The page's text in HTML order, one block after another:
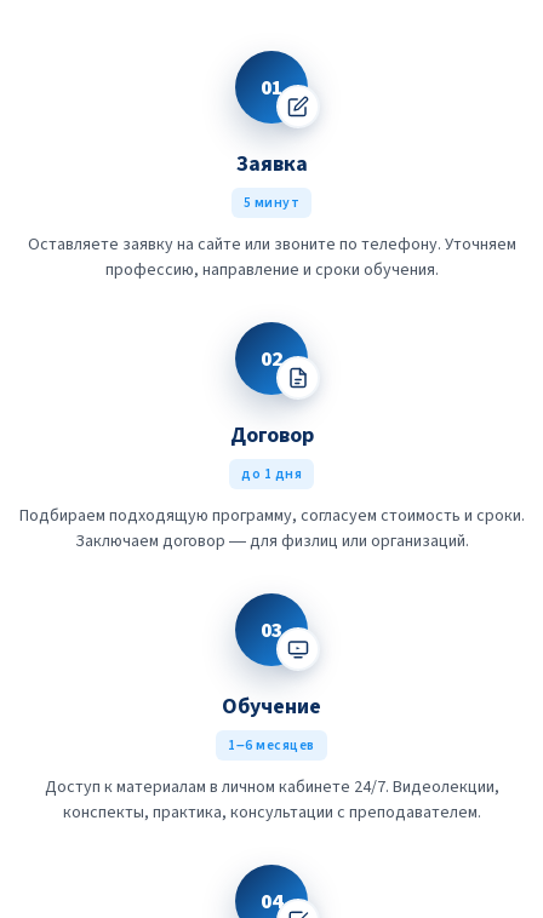
01
Заявка
5 минут
Оставляете заявку на сайте или звоните по телефону. Уточняем
профессию, направление и сроки обучения.
02
Договор
до 1 дня
Подбираем подходящую программу, согласуем стоимость и сроки.
Заключаем договор — для физлиц или организаций.
03
Обучение
1–6 месяцев
Доступ к материалам в личном кабинете 24/7. Видеолекции,
конспекты, практика, консультации с преподавателем.
04